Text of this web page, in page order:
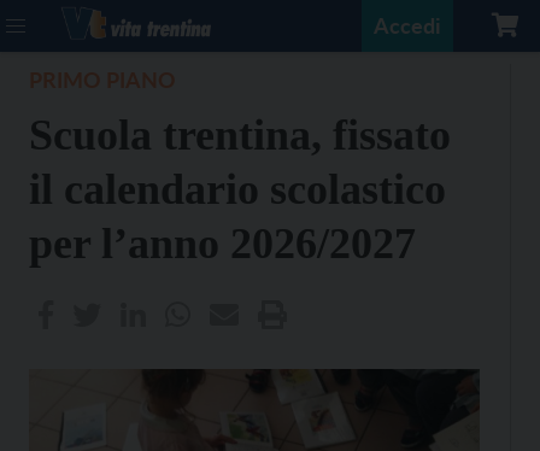
Accedi
Scuola trentina, fissato
il calendario scolastico
per l’anno 2026/2027